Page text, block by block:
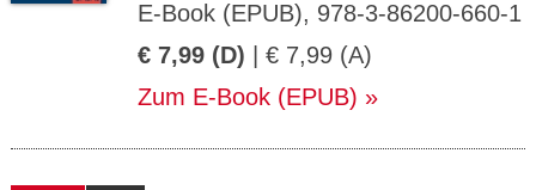
E-Book (EPUB), 978-3-86200-660-1
€ 7,99 (D) | € 7,99 (A)
Zum E-Book (EPUB)